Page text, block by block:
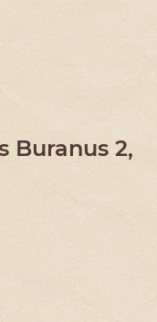
Buranus 2,